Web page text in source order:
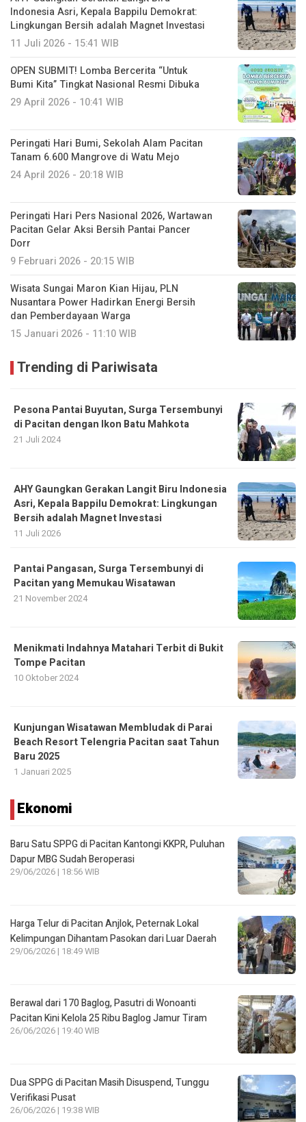
Indonesia Asri, Kepala Bappilu Demokrat:
Lingkungan Bersih adalah Magnet Investasi
11 Juli 2026 - 15:41 WIB
OPEN SUBMIT! Lomba Bercerita “Untuk
Bumi Kita” Tingkat Nasional Resmi Dibuka
29 April 2026 - 10:41 WIB
Peringati Hari Bumi, Sekolah Alam Pacitan
Tanam 6.600 Mangrove di Watu Mejo
24 April 2026 - 20:18 WIB
Peringati Hari Pers Nasional 2026, Wartawan
Pacitan Gelar Aksi Bersih Pantai Pancer
Dorr
9 Februari 2026 - 20:15 WIB
Wisata Sungai Maron Kian Hijau, PLN
Nusantara Power Hadirkan Energi Bersih
dan Pemberdayaan Warga
15 Januari 2026 - 11:10 WIB
Trending di Pariwisata
Pesona Pantai Buyutan, Surga Tersembunyi
di Pacitan dengan Ikon Batu Mahkota
21 Juli 2024
AHY Gaungkan Gerakan Langit Biru Indonesia
Asri, Kepala Bappilu Demokrat: Lingkungan
Bersih adalah Magnet Investasi
11 Juli 2026
Pantai Pangasan, Surga Tersembunyi di
Pacitan yang Memukau Wisatawan
21 November 2024
Menikmati Indahnya Matahari Terbit di Bukit
Tompe Pacitan
10 Oktober 2024
Kunjungan Wisatawan Membludak di Parai
Beach Resort Telengria Pacitan saat Tahun
Baru 2025
1 Januari 2025
Ekonomi
Baru Satu SPPG di Pacitan Kantongi KKPR, Puluhan
Dapur MBG Sudah Beroperasi
29/06/2026 | 18:56 WIB
Harga Telur di Pacitan Anjlok, Peternak Lokal
Kelimpungan Dihantam Pasokan dari Luar Daerah
29/06/2026 | 18:49 WIB
Berawal dari 170 Baglog, Pasutri di Wonoanti
Pacitan Kini Kelola 25 Ribu Baglog Jamur Tiram
26/06/2026 | 19:40 WIB
Dua SPPG di Pacitan Masih Disuspend, Tunggu
Verifikasi Pusat
26/06/2026 | 19:38 WIB